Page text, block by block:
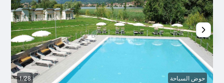
حوض السباحة 1/28